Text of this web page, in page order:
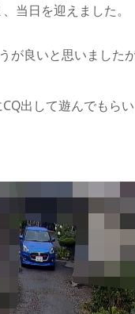
当日を迎えました。
が良いと思いました
出して遊んでもら